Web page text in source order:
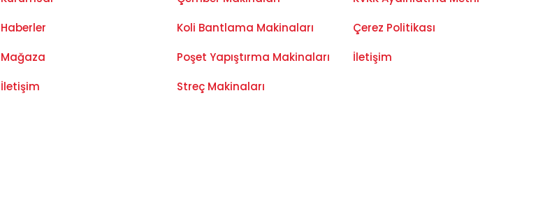
Haberler
Mağaza
İletişim
Koli Bantlama Makinaları
Poşet Yapıştırma Makinaları
Streç Makinaları
Çerez Politikası
İletişim